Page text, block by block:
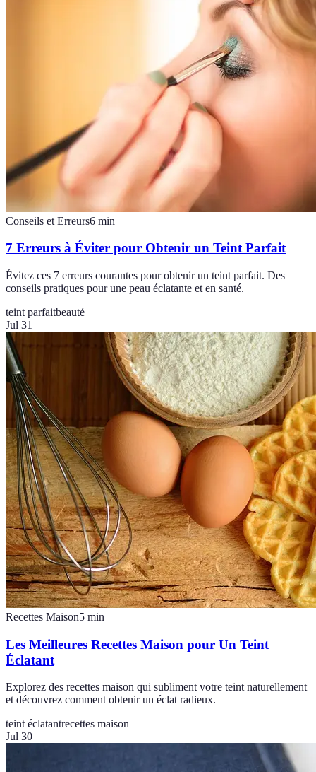
Conseils et Erreurs6 min
7 Erreurs à Éviter pour Obtenir un Teint Parfait
Évitez ces 7 erreurs courantes pour obtenir un teint parfait. Des
conseils pratiques pour une peau éclatante et en santé.
teint parfaitbeauté
Jul 31
Recettes Maison5 min
Les Meilleures Recettes Maison pour Un Teint
Éclatant
Explorez des recettes maison qui subliment votre teint naturellement
et découvrez comment obtenir un éclat radieux.
teint éclatantrecettes maison
Jul 30